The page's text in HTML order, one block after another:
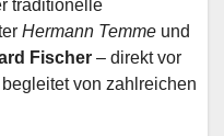
traditionelle
Hermann Temme und
Fischer – direkt vor
von zahlreichen